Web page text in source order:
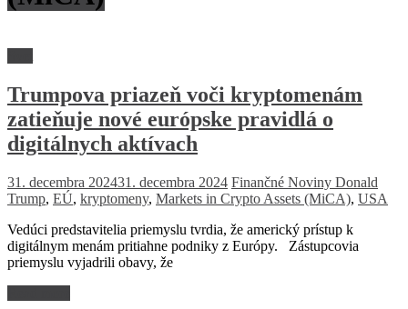
Trumpova priazeň voči kryptomenám
zatieňuje nové európske pravidlá o
digitálnych aktívach
31. decembra 202431. decembra 2024 Finančné Noviny Donald
Trump, EÚ, kryptomeny, Markets in Crypto Assets (MiCA), USA
Vedúci predstavitelia priemyslu tvrdia, že americký prístup k
digitálnym menám pritiahne podniky z Európy. Zástupcovia
priemyslu vyjadrili obavy, že